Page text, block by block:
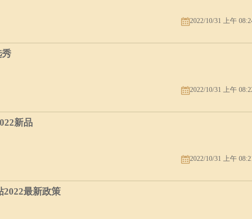
福，而且名利双收。
上方约有三分之一为上眼睑所覆，和下眼睑却若即若离，外表似若凹眼，眼白略
味和信义，性情稍嫌偏急，老实而胆小，缺乏积极进取的毅力，只会机巧应付了事
瞳孔位于眼的中央，眼神明润。这种人头脑保守，有点优柔寡断，遇事提心吊胆，
「鹿骇」；他却是非常善良而富正义感，为朋友的事，不计较自己的得失，而毫无
朋友最好的对象；他健步如飞、动作快、喜欢游山玩水，长寿，必须其它条件好，
2022/10/31 上午
秀
2022/10/31 上午
新品
2022/10/31 上午
2022最新政策